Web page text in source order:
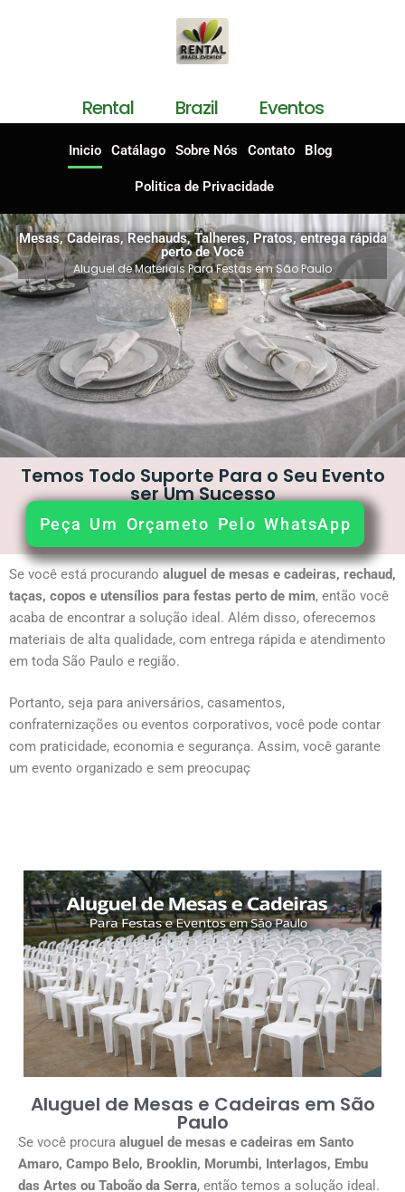
Rental Brazil Eventos
Inicio Catálago Sobre Nós Contato Blog
Politica de Privacidade
Mesas, Cadeiras, Rechauds, Talheres, Pratos, entrega rápida
perto de Você
Aluguel de Materiais Para Festas em São Paulo
Temos Todo Suporte Para o Seu Evento
ser Um Sucesso
Peça Um Orçameto Pelo WhatsApp
Se você está procurando aluguel de mesas e cadeiras, rechaud,
taças, copos e utensílios para festas perto de mim, então você
acaba de encontrar a solução ideal. Além disso, oferecemos
materiais de alta qualidade, com entrega rápida e atendimento
em toda São Paulo e região.
Portanto, seja para aniversários, casamentos,
confraternizações ou eventos corporativos, você pode contar
com praticidade, economia e segurança. Assim, você garante
um evento organizado e sem preocupaç
Aluguel de Mesas e Cadeiras em São
Paulo
Se você procura aluguel de mesas e cadeiras em Santo
Amaro, Campo Belo, Brooklin, Morumbi, Interlagos, Embu
das Artes ou Taboão da Serra, então temos a solução ideal.